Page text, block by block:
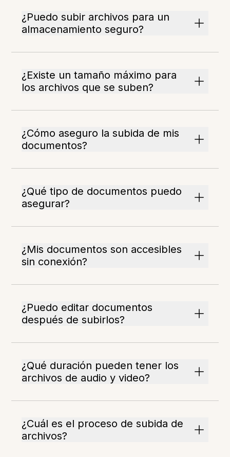
¿Puedo subir archivos para un
almacenamiento seguro?
¿Existe un tamaño máximo para
los archivos que se suben?
¿Cómo aseguro la subida de mis
documentos?
¿Qué tipo de documentos puedo
asegurar?
¿Mis documentos son accesibles
sin conexión?
¿Puedo editar documentos
después de subirlos?
¿Qué duración pueden tener los
archivos de audio y video?
¿Cuál es el proceso de subida de
archivos?